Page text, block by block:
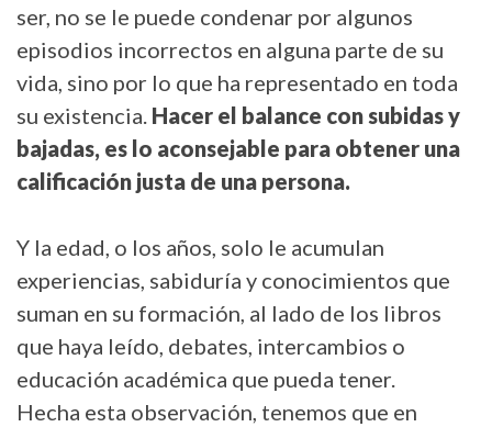
ser, no se le puede condenar por algunos
episodios incorrectos en alguna parte de su
vida, sino por lo que ha representado en toda
su existencia. Hacer el balance con subidas y
bajadas, es lo aconsejable para obtener una
calificación justa de una persona.
Y la edad, o los años, solo le acumulan
experiencias, sabiduría y conocimientos que
suman en su formación, al lado de los libros
que haya leído, debates, intercambios o
educación académica que pueda tener.
Hecha esta observación, tenemos que en